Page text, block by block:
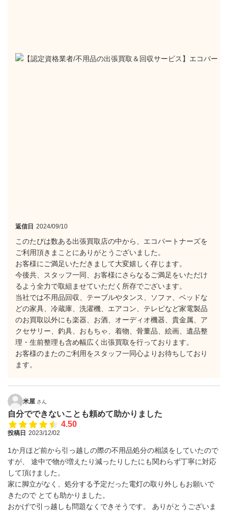
返信日 2024/09/10
このたびは数ある出張買取店の中から、エコパートナーズを
ご利用頂きまことにありがとうございました。
お客様にご満足いただきまして大変嬉しく存じます。
今後共、スタッフ一同、お客様にさらなるご満足をいただけ
るよう全力で取組ませていただく所存でございます。
当社では不用品回収、テーブルやタンス、ソファ、ベッドな
どの家具、冷蔵庫、洗濯機、エアコン、テレビなど家電製品
のお買取以外にも楽器、お酒、オーディオ機器、貴金属、ア
クセサリー、釣具、おもちゃ、着物、骨董品、絵画、遺品整
理・生前整理も含め幅広く出張買取を行っております。
お客様のまたのご利用をスタッフ一同心よりお待ちしており
ます。
米屋 さん
自分でできないことも頼めて助かりました
4.50
投稿日 2023/12/02
1か月ほど前から引っ越しの際の不用品処分の相談をしていたので
すが、 途中で物が増えたり減ったりしたにも関わらず丁寧に対応
して頂けました。
家に脚立がなく、処分する予定だった電灯の取り外しもお願いで
きたので とても助かりました。
おかげで引っ越しも問題なくできそうです。 ありがとうございま